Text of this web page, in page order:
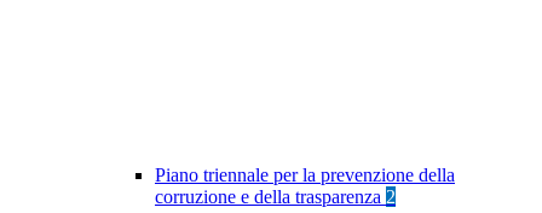
Piano triennale per la prevenzione della
corruzione e della trasparenza 2